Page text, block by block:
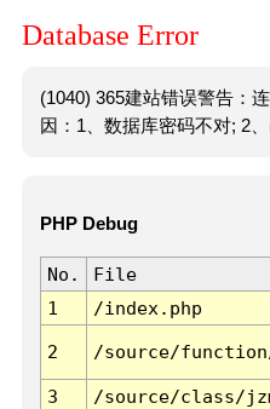
Database Error
(1040) 365建站错误警告：
因：1、数据库密码不对; 2、
PHP Debug
No. File
1
/index.php
2 /source/
3 /source/class/